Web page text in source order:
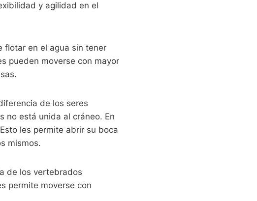
y agilidad en el
flotar en el agua sin tener
pueden moverse con mayor
de los seres
no está unida al cráneo. En
les permite abrir su boca
mismos.
de los vertebrados
permite moverse con